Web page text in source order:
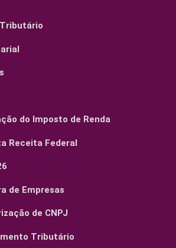
do Imposto de Renda
Receita Federal
de Empresas
de CNPJ
Tributário